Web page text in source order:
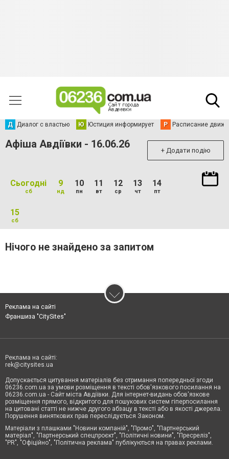
Д Диалог с властью Ю Юстиция информирует Р Расписание
Афіша Авдіївки - 16.06.26 + Додати подію
Сьогодні
сб
9
нд
10
пн
11
вт
12
ср
13
чт
14
пт
15
сб
Нічого не знайдено за запитом
Реклама на сайті
Франшиза "CitySites"
Реклама на сайті:
rek@citysites.ua
Допускається цитування матеріалів без отримання попередньої згоди
06236.com.ua за умови розміщення в тексті обов'язкового посилання на
06236.com.ua - Сайт міста Авдіївки. Для інтернет-видань обов'язкове
розміщення прямого, відкритого для пошукових систем гіперпосилання
на цитовані статті не нижче другого абзацу в тексті або в якості джерела.
Порушення виняткових прав переслідується Законом.
Матеріали з плашками "Новини компаній", "Промо", "Партнерський
матеріал", "Партнерський спецпроєкт", "Політичні новини", "Пресреліз",
"PR", "Офіційно", "Політична реклама" публікуються на правах реклами.